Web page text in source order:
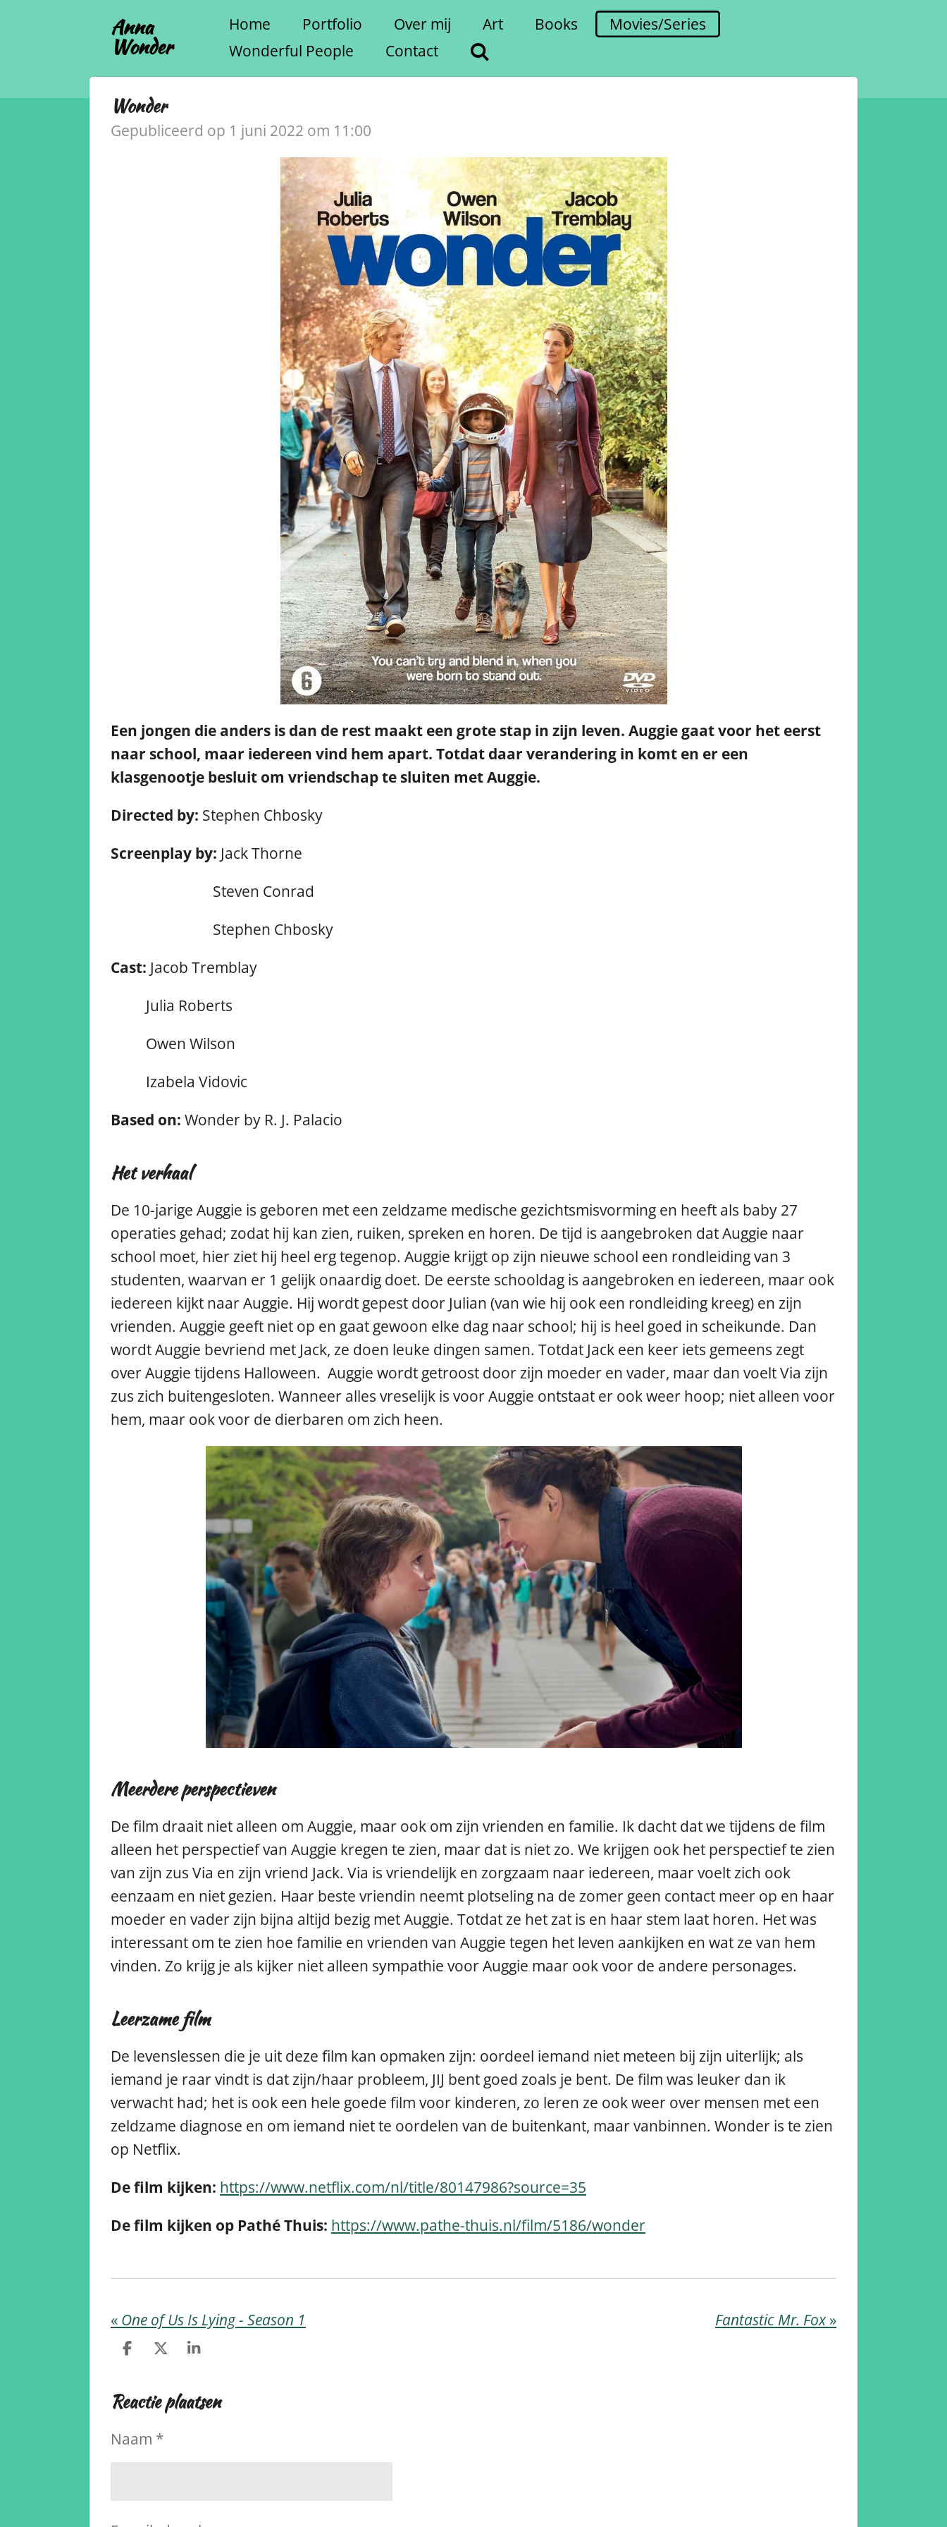
Anna
Wonder
Home Portfolio Over mij Art Books
Movies/Series
Wonderful People
Contact
Wonder
Gepubliceerd op 1 juni 2022 om 11:00
Een jongen die anders is dan de rest maakt een grote stap in zijn leven. Auggie gaat voor het eerst
naar school, maar iedereen vind hem apart. Totdat daar verandering in komt en er een
klasgenootje besluit om vriendschap te sluiten met Auggie.
Directed by: Stephen Chbosky
Screenplay by: Jack Thorne
Steven Conrad
Stephen Chbosky
Cast: Jacob Tremblay
Julia Roberts
Owen Wilson
Izabela Vidovic
Based on: Wonder by R. J. Palacio
Het verhaal
De 10-jarige Auggie is geboren met een zeldzame medische gezichtsmisvorming en heeft als baby 27
operaties gehad; zodat hij kan zien, ruiken, spreken en horen. De tijd is aangebroken dat Auggie naar
school moet, hier ziet hij heel erg tegenop. Auggie krijgt op zijn nieuwe school een rondleiding van 3
studenten, waarvan er 1 gelijk onaardig doet. De eerste schooldag is aangebroken en iedereen, maar ook
iedereen kijkt naar Auggie. Hij wordt gepest door Julian (van wie hij ook een rondleiding kreeg) en zijn
vrienden. Auggie geeft niet op en gaat gewoon elke dag naar school; hij is heel goed in scheikunde. Dan
wordt Auggie bevriend met Jack, ze doen leuke dingen samen. Totdat Jack een keer iets gemeens zegt
over Auggie tijdens Halloween. Auggie wordt getroost door zijn moeder en vader, maar dan voelt Via zijn
zus zich buitengesloten. Wanneer alles vreselijk is voor Auggie ontstaat er ook weer hoop; niet alleen voor
hem, maar ook voor de dierbaren om zich heen.
Meerdere perspectieven
De film draait niet alleen om Auggie, maar ook om zijn vrienden en familie. Ik dacht dat we tijdens de film
alleen het perspectief van Auggie kregen te zien, maar dat is niet zo. We krijgen ook het perspectief te zien
van zijn zus Via en zijn vriend Jack. Via is vriendelijk en zorgzaam naar iedereen, maar voelt zich ook
eenzaam en niet gezien. Haar beste vriendin neemt plotseling na de zomer geen contact meer op en haar
moeder en vader zijn bijna altijd bezig met Auggie. Totdat ze het zat is en haar stem laat horen. Het was
interessant om te zien hoe familie en vrienden van Auggie tegen het leven aankijken en wat ze van hem
vinden. Zo krijg je als kijker niet alleen sympathie voor Auggie maar ook voor de andere personages.
Leerzame film
De levenslessen die je uit deze film kan opmaken zijn: oordeel iemand niet meteen bij zijn uiterlijk; als
iemand je raar vindt is dat zijn/haar probleem, JIJ bent goed zoals je bent. De film was leuker dan ik
verwacht had; het is ook een hele goede film voor kinderen, zo leren ze ook weer over mensen met een
zeldzame diagnose en om iemand niet te oordelen van de buitenkant, maar vanbinnen. Wonder is te zien
op Netflix.
De film kijken: https://www.netflix.com/nl/title/80147986?source=35
De film kijken op Pathé Thuis: https://www.pathe-thuis.nl/film/5186/wonder
« One of Us Is Lying - Season 1 Fantastic Mr. Fox »
D
e
D
l
S
r
Reactie plaatsen
Naam *